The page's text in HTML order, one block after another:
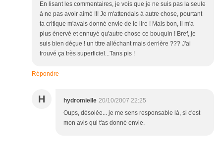
En lisant les commentaires, je vois que je ne suis pas la seule
à ne pas avoir aimé !!! Je m'attendais à autre chose, pourtant
ta critique m'avais donné envie de le lire ! Mais bon, il m'a
plus énervé et ennuyé qu'autre chose ce bouquin ! Bref, je
suis bien déçue ! un titre alléchant mais derrière ??? J'ai
trouvé ça très superficiel...Tans pis !
Répondre
H hydromielle 20/10/2007 22:25
Oups, désolée... je me sens responsable là, si c'est
mon avis qui t'as donné envie.